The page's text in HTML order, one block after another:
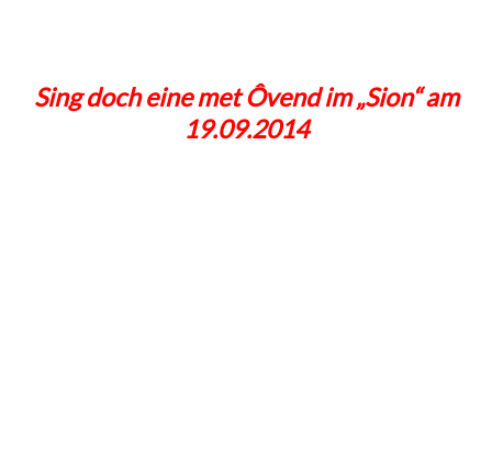
Sing doch eine met Ôvend im „Sion“ am
19.09.2014